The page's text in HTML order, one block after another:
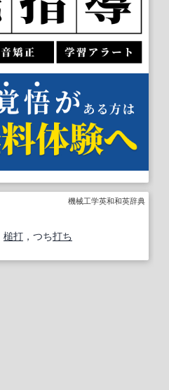
機械工学英和和英辞典
槌打 ，つち打ち